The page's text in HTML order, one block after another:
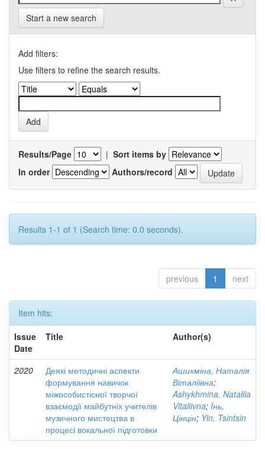
Start a new search
Add filters:
Use filters to refine the search results.
Results/Page | Sort items by
In order
Authors/record
Results 1-1 of 1 (Search time: 0.0 seconds).
previous 1 next
Item hits:
Issue
Date
Title Author(s)
2020
Деякі методичні аспекти
формування навичок
міжособистісної творчої
взаємодії майбутніх учителів
музичного мистецтва в
процесі вокальної підготовки
Ашихміна, Наталія
Віталіївна;
Ashykhmina, Nataliia
Vitaliivna; Їнь,
Цінцін; Yin, Tsintsin